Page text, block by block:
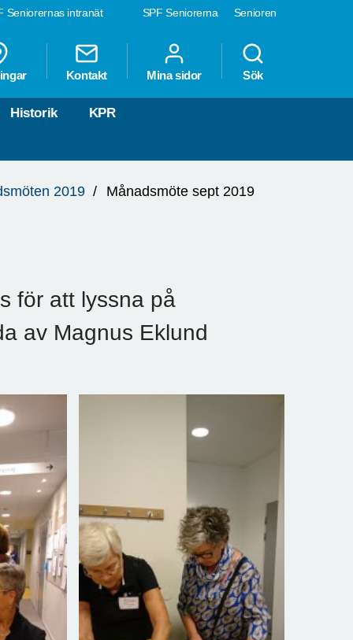
SPF Seniorerna Senioren
Seniorernas intranät
Kontakt Mina sidor Sök
Historik KPR
2019 Månadsmöte sept 2019
för att lyssna på
av Magnus Eklund